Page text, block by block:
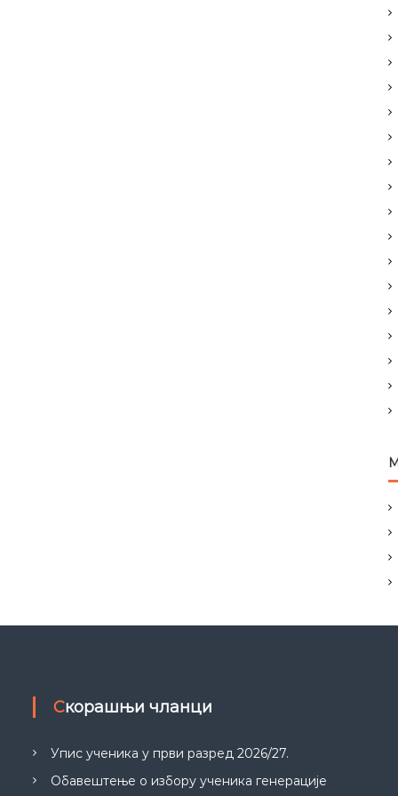
Скорашњи чланци
Упис ученика у први разред 2026/27.
Обавештење о избору ученика генерације